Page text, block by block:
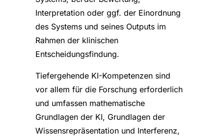
Interpretation oder ggf. der Einordnung
des Systems und seines Outputs im
Rahmen der klinischen
Entscheidungsfindung.
Tiefergehende KI-Kompetenzen sind
vor allem für die Forschung erforderlich
und umfassen mathematische
Grundlagen der KI, Grundlagen der
Wissensrepräsentation und Interferenz,